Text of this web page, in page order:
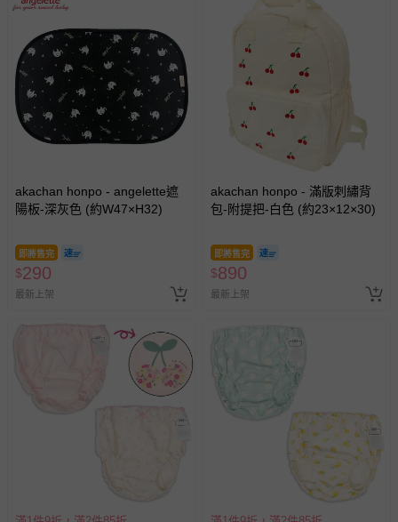
akachan honpo - angelette遮
陽板-深灰色 (約W47×H32)
即將售完
$290
最新上架
akachan honpo - 滿版刺繡背
包-附提把-白色 (約23×12×30)
即將售完
$890
最新上架